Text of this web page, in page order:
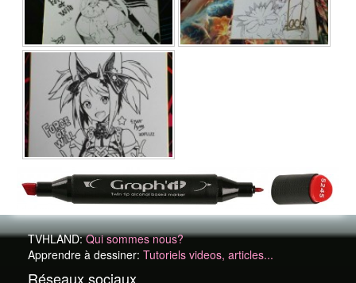
TVHLAND:Qui sommes nous?
Apprendre à dessiner: Tutoriels videos, articles...
Réseaux sociaux